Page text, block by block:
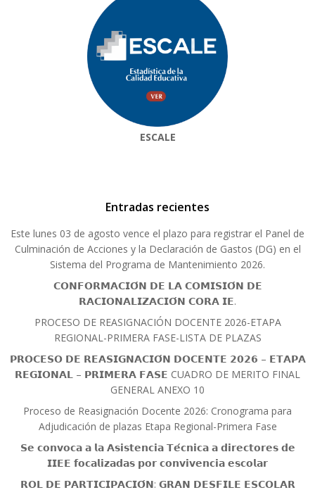
ESCALE
Entradas recientes
Este lunes 03 de agosto vence el plazo para registrar el Panel de
Culminación de Acciones y la Declaración de Gastos (DG) en el
Sistema del Programa de Mantenimiento 2026.
𝗖𝗢𝗡𝗙𝗢𝗥𝗠𝗔𝗖𝗜𝗢́𝗡 𝗗𝗘 𝗟𝗔 𝗖𝗢𝗠𝗜𝗦𝗜𝗢́𝗡 𝗗𝗘
𝗥𝗔𝗖𝗜𝗢𝗡𝗔𝗟𝗜𝗭𝗔𝗖𝗜𝗢́𝗡 𝗖𝗢𝗥𝗔 𝗜𝗘.
PROCESO DE REASIGNACIÓN DOCENTE 2026-ETAPA
REGIONAL-PRIMERA FASE-LISTA DE PLAZAS
𝗣𝗥𝗢𝗖𝗘𝗦𝗢 𝗗𝗘 𝗥𝗘𝗔𝗦𝗜𝗚𝗡𝗔𝗖𝗜𝗢́𝗡 𝗗𝗢𝗖𝗘𝗡𝗧𝗘 𝟮𝟬𝟮𝟲 – 𝗘𝗧𝗔𝗣𝗔
𝗥𝗘𝗚𝗜𝗢𝗡𝗔𝗟 – 𝗣𝗥𝗜𝗠𝗘𝗥𝗔 𝗙𝗔𝗦𝗘 CUADRO DE MERITO FINAL
GENERAL ANEXO 10
Proceso de Reasignación Docente 2026: Cronograma para
Adjudicación de plazas Etapa Regional-Primera Fase
𝗦𝗲 𝗰𝗼𝗻𝘃𝗼𝗰𝗮 𝗮 𝗹𝗮 𝗔𝘀𝗶𝘀𝘁𝗲𝗻𝗰𝗶𝗮 𝗧𝗲́𝗰𝗻𝗶𝗰𝗮 𝗮 𝗱𝗶𝗿𝗲𝗰𝘁𝗼𝗿𝗲𝘀 𝗱𝗲
𝗜𝗜𝗘𝗘 𝗳𝗼𝗰𝗮𝗹𝗶𝘇𝗮𝗱𝗮𝘀 𝗽𝗼𝗿 𝗰𝗼𝗻𝘃𝗶𝘃𝗲𝗻𝗰𝗶𝗮 𝗲𝘀𝗰𝗼𝗹𝗮𝗿
𝗥𝗢𝗟 𝗗𝗘 𝗣𝗔𝗥𝗧𝗜𝗖𝗜𝗣𝗔𝗖𝗜𝗢́𝗡: 𝗚𝗥𝗔𝗡 𝗗𝗘𝗦𝗙𝗜𝗟𝗘 𝗘𝗦𝗖𝗢𝗟𝗔𝗥